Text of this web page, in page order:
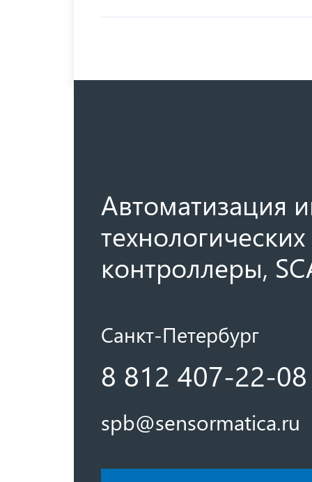
Автоматизация
контроллеры,
Санкт-Петербург
8 812 407-22-08
spb@sensormatica.ru